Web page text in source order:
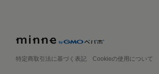
特定商取引法に基づく表記 Cookieの使用について